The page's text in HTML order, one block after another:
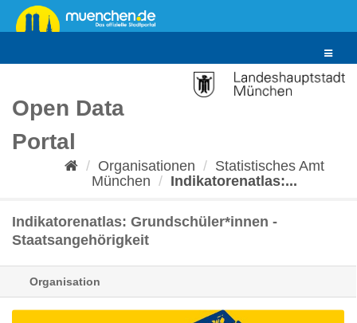
Überspringen
zum
Toggle
Open Data
Portal
Organisationen
Statistisches Amt
München
Indikatorenatlas:...
Indikatorenatlas: Grundschüler*innen -
Staatsangehörigkeit
Organisation